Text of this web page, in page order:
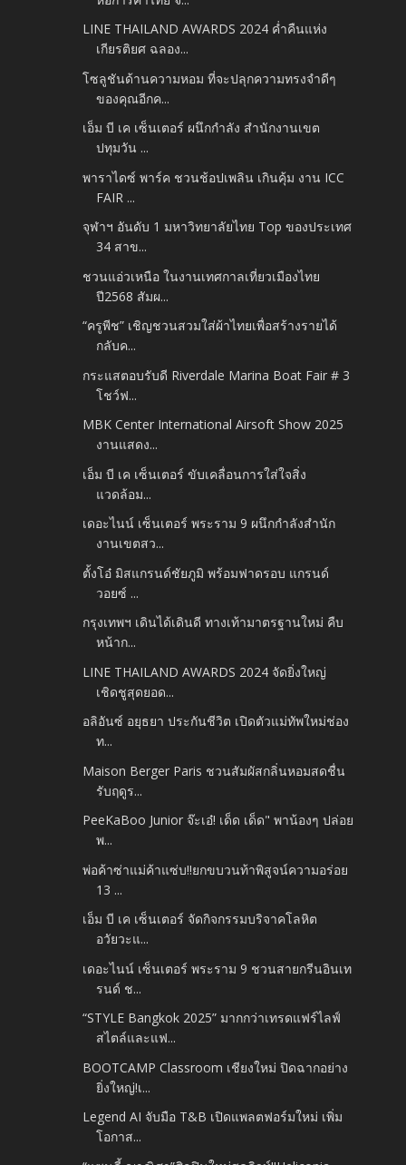
LINE THAILAND AWARDS 2024 ค่ำคืนแห่ง
เกียรติยศ ฉลอง...
โซลูชันด้านความหอม ที่จะปลุกความทรงจำดีๆ
ของคุณอีกค...
เอ็ม บี เค เซ็นเตอร์ ผนึกกำลัง สำนักงานเขต
ปทุมวัน ...
พาราไดซ์ พาร์ค ชวนช้อปเพลิน เกินคุ้ม งาน ICC
FAIR ...
จุฬาฯ อันดับ 1 มหาวิทยาลัยไทย Top ของประเทศ
34 สาข...
ชวนแอ่วเหนือ ในงานเทศกาลเที่ยวเมืองไทย
ปี2568 สัมผ...
“ครูพีช” เชิญชวนสวมใส่ผ้าไทยเพื่อสร้างรายได้
กลับค...
กระแสตอบรับดี Riverdale Marina Boat Fair # 3
โชว์ฟ...
MBK Center International Airsoft Show 2025
งานแสดง...
เอ็ม บี เค เซ็นเตอร์ ขับเคลื่อนการใส่ใจสิ่ง
แวดล้อม...
เดอะไนน์ เซ็นเตอร์ พระราม 9 ผนึกกำลังสำนัก
งานเขตสว...
ตั้งโอ๋ มิสแกรนด์ชัยภูมิ พร้อมฟาดรอบ แกรนด์
วอยซ์ ...
กรุงเทพฯ เดินได้เดินดี ทางเท้ามาตรฐานใหม่ คืบ
หน้าก...
LINE THAILAND AWARDS 2024 จัดยิ่งใหญ่
เชิดชูสุดยอด...
อลิอันซ์ อยุธยา ประกันชีวิต เปิดตัวแม่ทัพใหม่ช่อง
ท...
Maison Berger Paris ชวนสัมผัสกลิ่นหอมสดชื่น
รับฤดูร...
PeeKaBoo Junior จ๊ะเอ๋! เด็ด เด็ด" พาน้องๆ ปล่อย
พ...
พ่อค้าซ่าแม่ค้าแซ่บ!!ยกขบวนท้าพิสูจน์ความอร่อย
13 ...
เอ็ม บี เค เซ็นเตอร์ จัดกิจกรรมบริจาคโลหิต
อวัยวะแ...
เดอะไนน์ เซ็นเตอร์ พระราม 9 ชวนสายกรีนอินเท
รนด์ ช...
“STYLE Bangkok 2025” มากกว่าเทรดแฟร์ไลฟ์
สไตล์และแฟ...
BOOTCAMP Classroom เชียงใหม่ ปิดฉากอย่าง
ยิ่งใหญ่!เ...
Legend AI จับมือ T&B เปิดแพลตฟอร์มใหม่ เพิ่ม
โอกาส...